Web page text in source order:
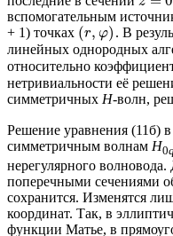
вспомогательным
+ 1) точках (r, φ) . В
линейных однородных
относительно
нетривиальности её
симметричных Н-волн,
Решение уравнения (11б) в
симметричным волнам Н0
нерегулярного
поперечными сечениями
сохранится. Изменятся
координат. Так, в
функции Матье, в